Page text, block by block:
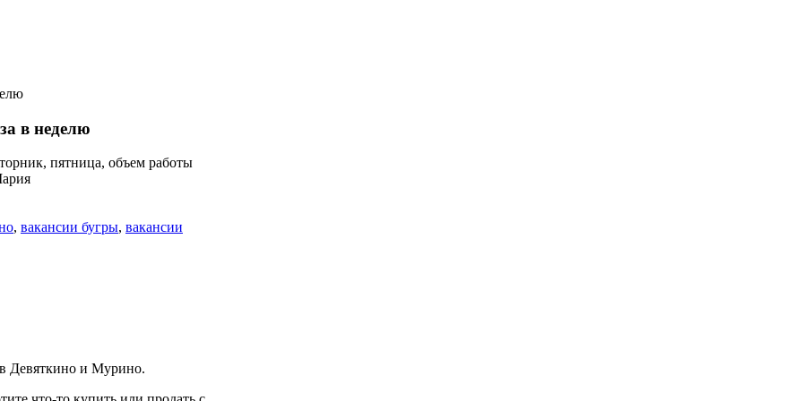
в неделю
пятница, объем работы
, вакансии бугры, вакансии
Девяткино и Мурино.